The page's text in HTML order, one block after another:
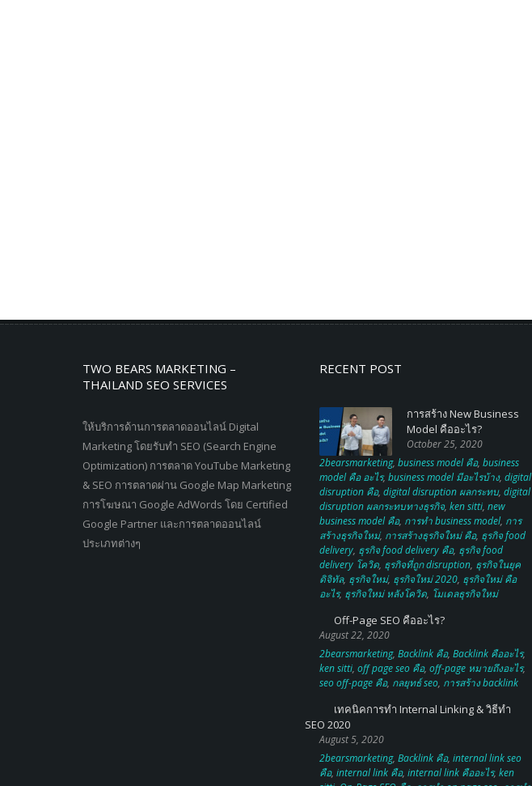
TWO BEARS MARKETING –
THAILAND SEO SERVICES
ให้บริการด้านการตลาดออนไลน์ Digital
Marketing โดยรับทำ SEO (Search Engine
Optimization) การตลาด YouTube Marketing
& SEO การตลาดผ่าน Google Map Marketing
การโฆษณา Google AdWords โดย Certified
Google Partner และการตลาดออนไลน์
ประเภทต่างๆ
RECENT POST
การสร้าง New Business
Model คืออะไร?
October 25, 2020
2bearsmarketing, business model คือ, business
model คือ อะไร, business model มีอะไรบ้าง, digital
disruption คือ, digital disruption ผลกระทบ, digital
disruption ผลกระทบทางธุรกิจ, ken sitti, new
business model คือ, การทำ business model, การ
สร้างธุรกิจใหม่, การสร้างธุรกิจใหม่ คือ, ธุรกิจ food
delivery, ธุรกิจ food delivery คือ, ธุรกิจ food
delivery โควิด, ธุรกิจที่ถูก disruption, ธุรกิจในยุค
ดิจิทัล, ธุรกิจใหม่, ธุรกิจใหม่ 2020, ธุรกิจใหม่ คือ
อะไร, ธุรกิจใหม่ หลังโควิด, โมเดลธุรกิจใหม่
Off-Page SEO คืออะไร?
August 22, 2020
2bearsmarketing, Backlink คือ, Backlink คืออะไร,
ken sitti, off page seo คือ, off-page หมายถึงอะไร,
seo off-page คือ, กลยุทธ์ seo, การสร้าง backlink
เทคนิคการทำ Internal Linking & วิธีทำ
SEO 2020
August 5, 2020
2bearsmarketing, Backlink คือ, internal link seo
คือ, internal link คือ, internal link คืออะไร, ken